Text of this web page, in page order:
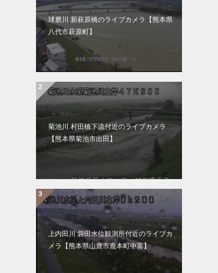
球磨川 新萩原橋のライブカメラ【熊本県
八代市萩原町】
菊池川 村田橋下流付近のライブカメラ
【熊本県菊池市出田】
上内田川 袋田水位観測所付近のライブカ
メラ【熊本県山鹿市鹿本町中富】